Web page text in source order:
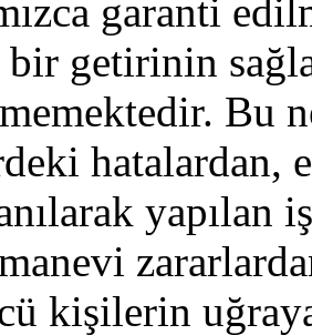
garanti
bir getirinin
Bu
hatalardan,
yapılan
kişilerin